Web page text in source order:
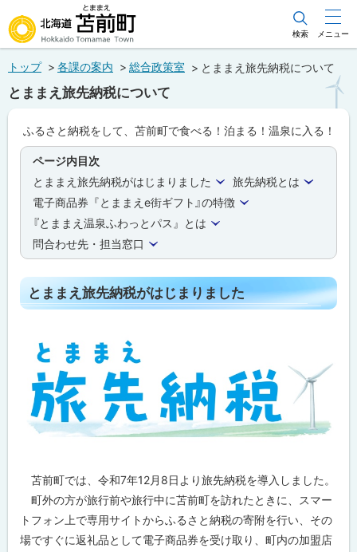
文
メ
ニ
北海道苫前町
Hokkaido Tomamae Town
検索 メニュー
トップ 各課の案内 総合政策室 とままえ旅先納税について
とままえ旅先納税について
ふるさと納税をして、苫前町で食べる！泊まる！温泉に入る！
ページ内目次
とままえ旅先納税がはじまりました
旅先納税とは
電子商品券『とままえe街ギフト』の特徴
『とままえ温泉ふわっとパス』とは
問合わせ先・担当窓口
とままえ旅先納税がはじまりました
苫前町では、令和7年12月8日より旅先納税を導入しました。
町外の方が旅行前や旅行中に苫前町を訪れたときに、スマー
トフォン上で専用サイトからふるさと納税の寄附を行い、その
場ですぐに返礼品として電子商品券を受け取り、町内の加盟店